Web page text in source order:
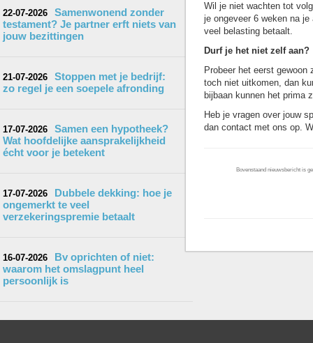
22-07-2026
Samenwonend zonder
testament? Je partner erft niets van
jouw bezittingen
21-07-2026
Stoppen met je bedrijf:
zo regel je een soepele afronding
17-07-2026
Samen een hypotheek?
Wat hoofdelijke aansprakelijkheid
écht voor je betekent
17-07-2026
Dubbele dekking: hoe je
ongemerkt te veel
verzekeringspremie betaalt
16-07-2026
Bv oprichten of niet:
waarom het omslagpunt heel
persoonlijk is
Wil je niet wachten tot
je ongeveer 6 weken na
veel belasting betaalt.
Durf je het niet zelf aan?
Probeer het eerst
toch niet uitkomen, dan
bijbaan kunnen het prima
Heb je vragen over jouw
dan contact met ons op.
Bovenstaand nieuwsbericht is